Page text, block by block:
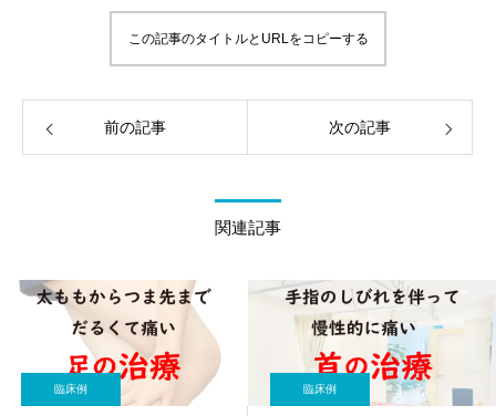
この記事のタイトルとURLをコピーする
前の記事 次の記事
関連記事
臨床例 臨床例